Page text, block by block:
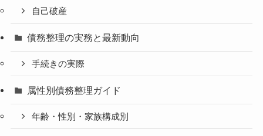
自己破産
債務整理の実務と最新動向
手続きの実際
属性別債務整理ガイド
年齢・性別・家族構成別